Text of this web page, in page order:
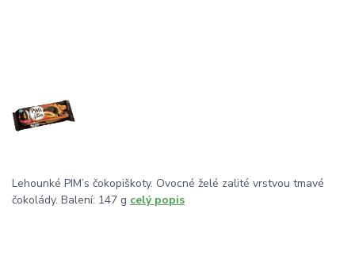
Lehounké PIM’s čokopiškoty. Ovocné želé zalité vrstvou tmavé
čokolády. Balení: 147 g celý popis